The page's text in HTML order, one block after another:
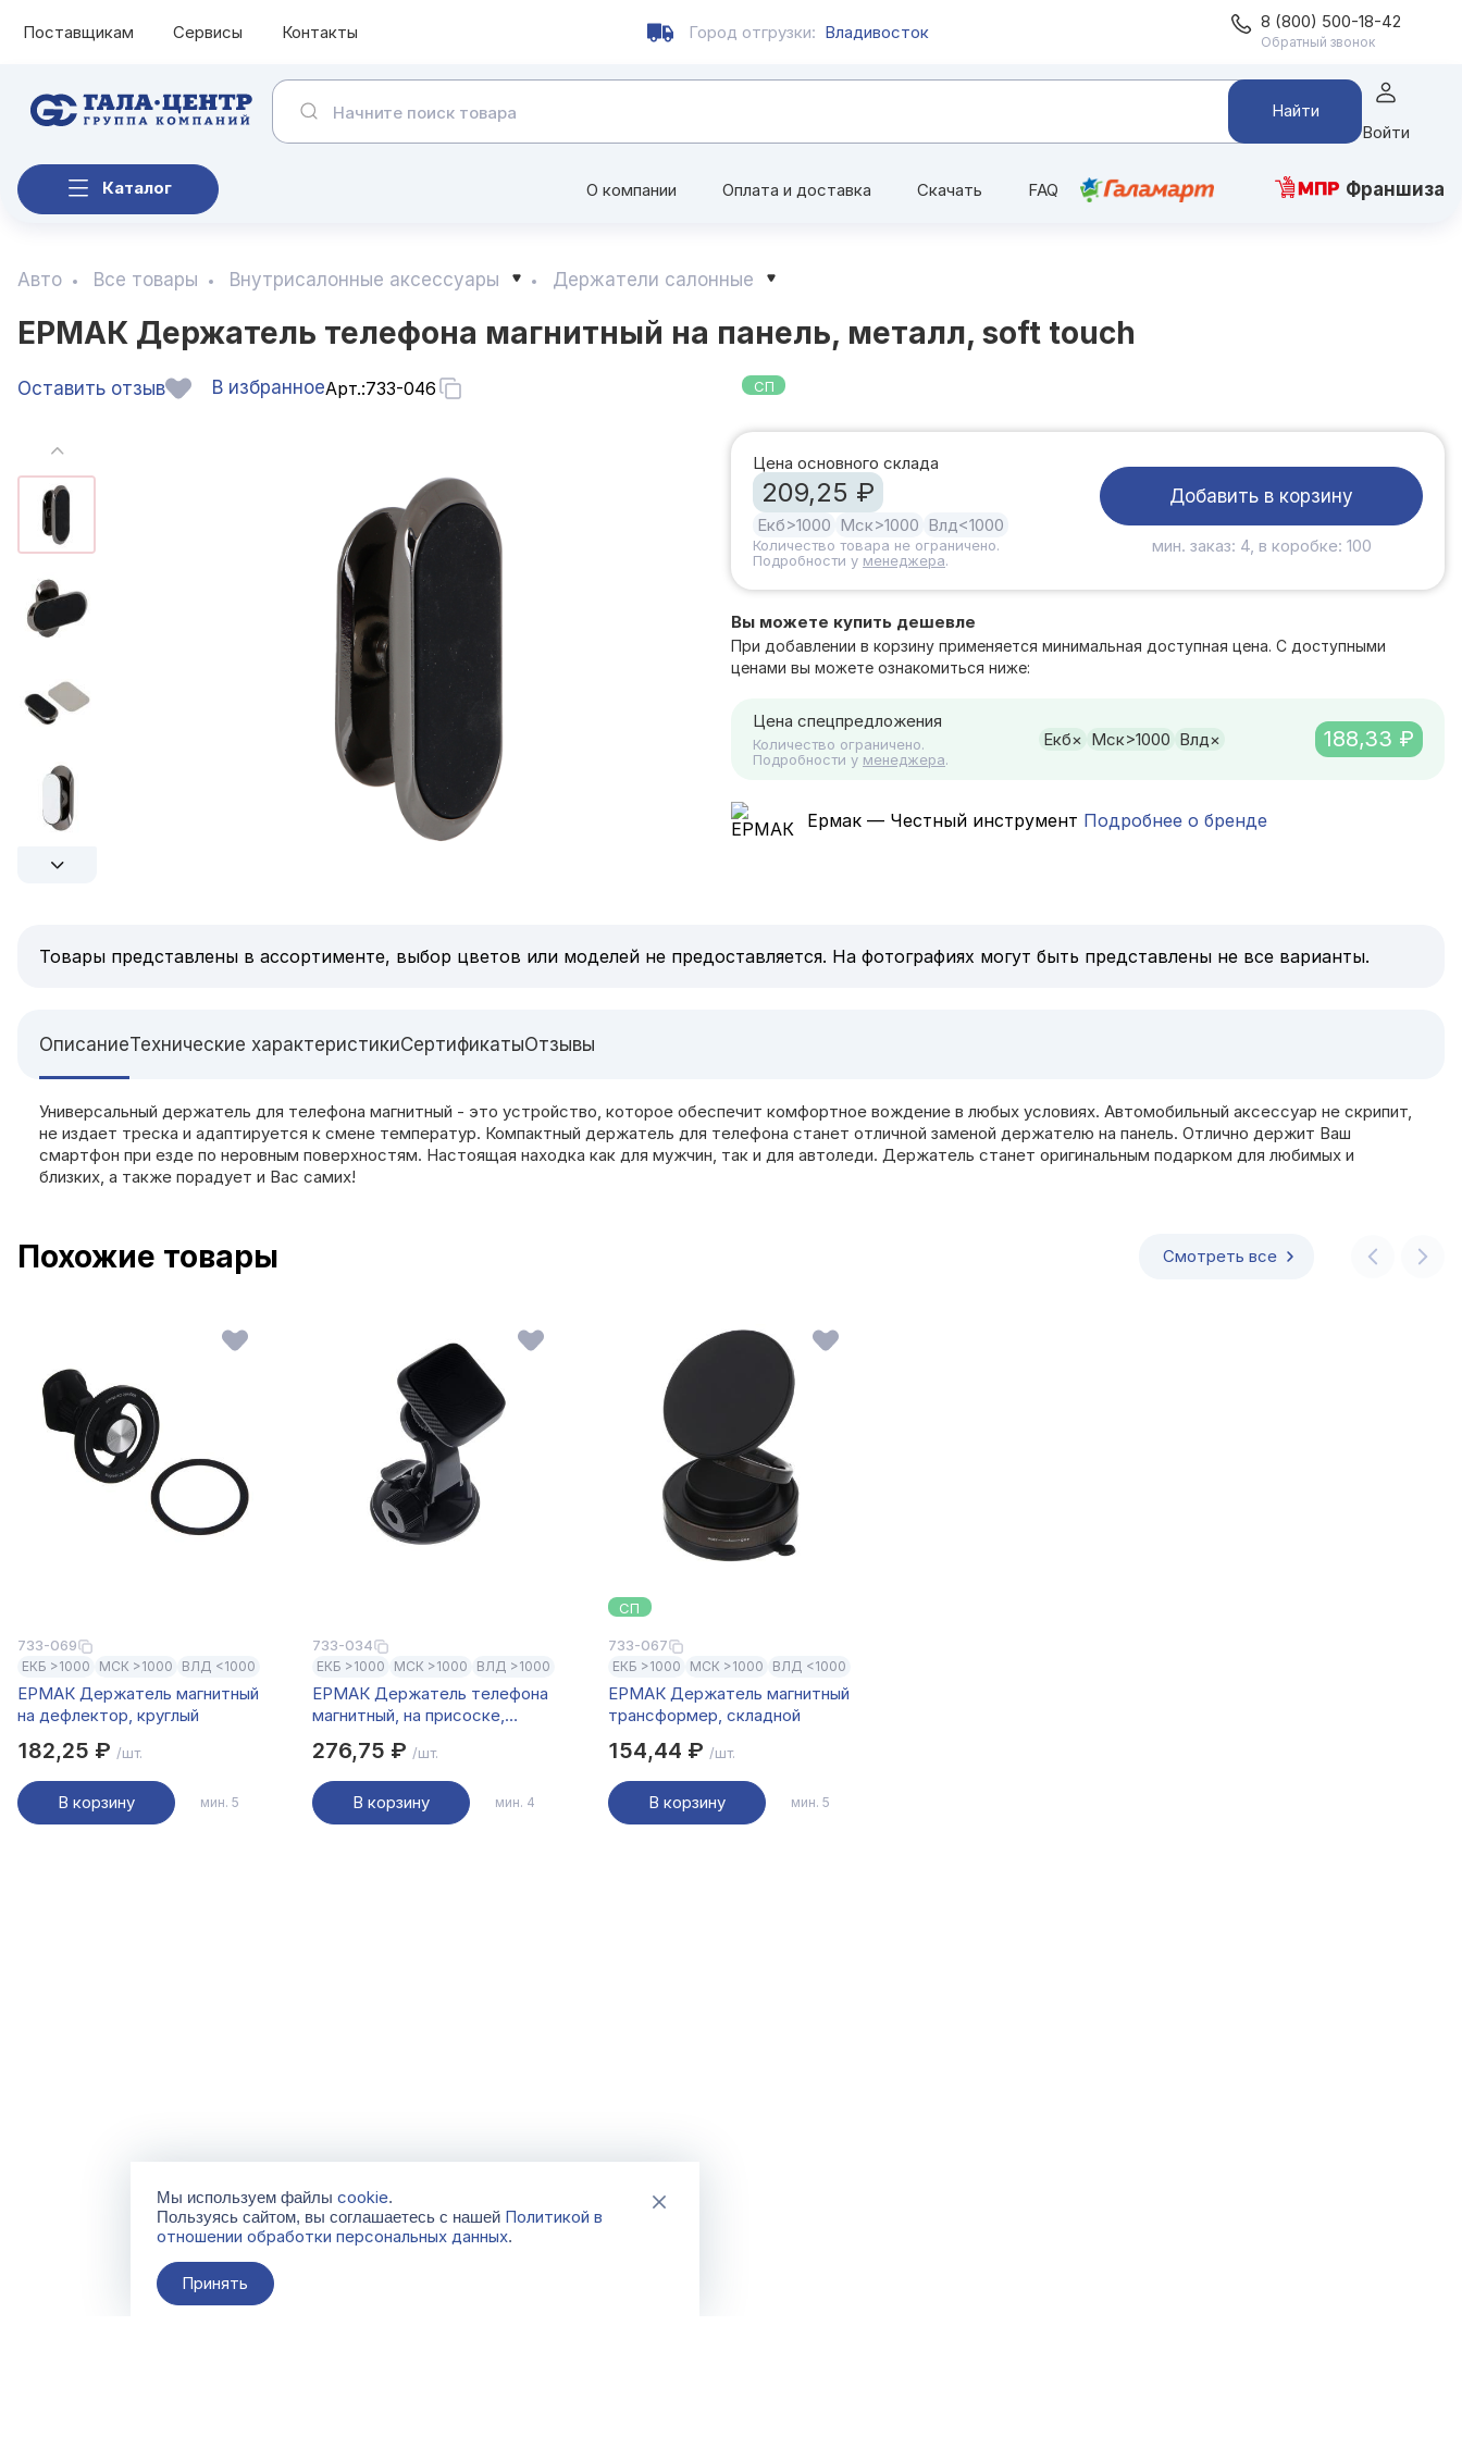
Поставщикам Сервисы Контакты Город отгрузки: Владивосток 8 (800) 500-18-42
Обратный звонок
Найти
Войти
Каталог О компании Оплата и доставка Скачать FAQ Франшиза
Авто Все товары Внутрисалонные аксессуары Держатели салонные
ЕРМАК Держатель телефона магнитный на панель, металл, soft touch
Оставить отзыв В избранноеАрт.:733-046 СП
Цена основного склада
209,25 ₽
Екб>1000 Мск>1000 Влд<1000
Количество товара не ограничено.
Подробности у менеджера.
Добавить в корзину
мин. заказ: 4, в коробке: 100
Вы можете купить дешевле
При добавлении в корзину применяется минимальная доступная цена. С доступными
ценами вы можете ознакомиться ниже:
Цена спецпредложения
Количество ограничено.
Подробности у менеджера.
Екб× Мск>1000 Влд× 188,33 ₽
Ермак — Честный инструмент Подробнее о бренде
Товары представлены в ассортименте, выбор цветов или моделей не предоставляется. На фотографиях могут быть представлены не все варианты.
ОписаниеТехнические характеристикиСертификатыОтзывы
Универсальный держатель для телефона магнитный - это устройство, которое обеспечит комфортное вождение в любых условиях. Автомобильный аксессуар не скрипит,
не издает треска и адаптируется к смене температур. Компактный держатель для телефона станет отличной заменой держателю на панель. Отлично держит Ваш
смартфон при езде по неровным поверхностям. Настоящая находка как для мужчин, так и для автоледи. Держатель станет оригинальным подарком для любимых и
близких, а также порадует и Вас самих!
Похожие товары Смотреть все
733-069
ЕКБ >1000 МСК >1000 ВЛД <1000
ЕРМАК Держатель магнитный
на дефлектор, круглый
182,25 ₽ /шт.
В корзину мин. 5
733-034
ЕКБ >1000 МСК >1000 ВЛД >1000
ЕРМАК Держатель телефона
магнитный, на присоске,
276,75 ₽/шт.
В корзину мин. 4
СП
733-067
ЕКБ >1000 МСК >1000 ВЛД <1000
ЕРМАК Держатель магнитный
трансформер, складной
154,44 ₽ /шт.
В корзину мин. 5
Мы используем файлы cookie.
Пользуясь сайтом, вы соглашаетесь с нашей Политикой в
отношении обработки персональных данных.
Принять